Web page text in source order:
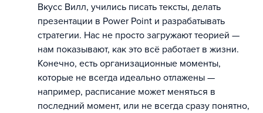
Вкусс Вилл, учились писать тексты, делать
презентации в Power Point и разрабатывать
стратегии. Нас не просто загружают теорией —
нам показывают, как это всё работает в жизни.
Конечно, есть организационные моменты,
которые не всегда идеально отлажены —
например, расписание может меняться в
последний момент, или не всегда сразу понятно,